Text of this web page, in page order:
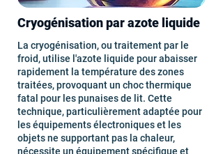
Cryogénisation par azote liquide
La cryogénisation, ou traitement par le
froid, utilise l'azote liquide pour abaisser
rapidement la température des zones
traitées, provoquant un choc thermique
fatal pour les punaises de lit. Cette
technique, particulièrement adaptée pour
les équipements électroniques et les
objets ne supportant pas la chaleur,
nécessite un équipement spécifique et